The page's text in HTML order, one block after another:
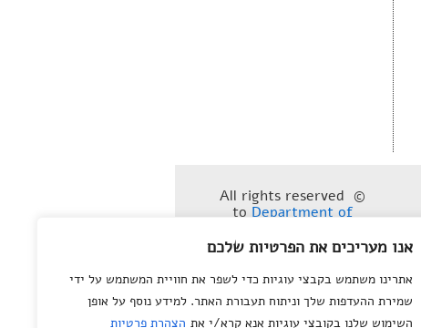
אנו מעריכים את הפרטיות שלכם
אתרינו משתמש בקבצי עוגיות כדי לשפר את חוויית המשתמש על ידי
שמירת ההעדפות שלך וניתוח תעבורת האתר. למידע נוסף על אופן
השימוש שלנו בקובצי עוגיות אנא קרא/י את הצהרת פרטיות
© All rights reserved
to Department of
Weizmann Institute of